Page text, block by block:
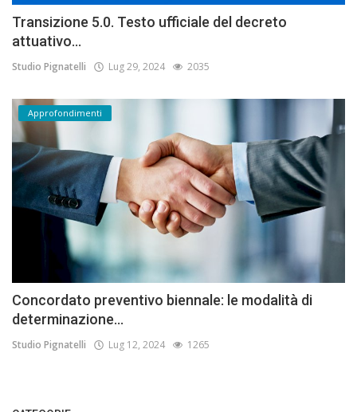
Transizione 5.0. Testo ufficiale del decreto
attuativo...
Studio Pignatelli Lug 29, 2024 2035
Approfondimenti
Concordato preventivo biennale: le modalità di
determinazione...
Studio Pignatelli Lug 12, 2024 1265